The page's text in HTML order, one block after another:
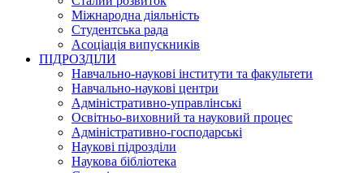
Міжнародна діяльність
Студентська рада
Асоціація випускників
ПІДРОЗДІЛИ
Навчально-наукові інститути та факультети
Навчально-наукові центри
Адміністративно-управлінські
Освітньо-виховний та науковий процес
Адміністративно-господарські
Наукові підрозділи
Наукова бібліотека